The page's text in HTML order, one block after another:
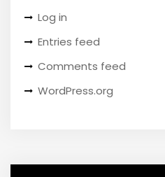
Log in
Entries feed
Comments feed
WordPress.org